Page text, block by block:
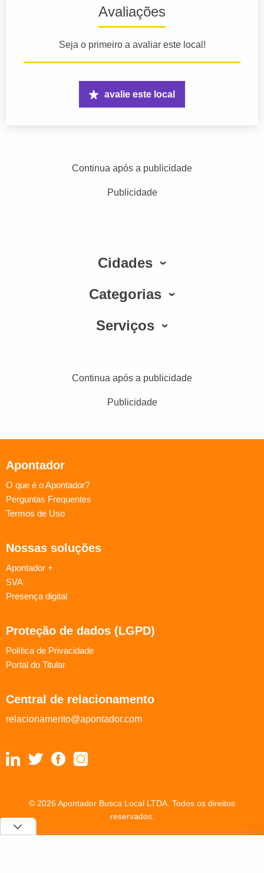
Avaliações
Seja o primeiro a avaliar este local!
avalie este local
Continua após a publicidade
Publicidade
Cidades
Categorias
Serviços
Continua após a publicidade
Publicidade
Apontador
O que é o Apontador?
Perguntas Frequentes
Termos de Uso
Nossas soluções
Apontador +
SVA
Presença digital
Proteção de dados (LGPD)
Política de Privacidade
Portal do Titular
Central de relacionamento
relacionamento@apontador.com
© 2026 Apontador Busca Local LTDA. Todos os direitos
reservados.